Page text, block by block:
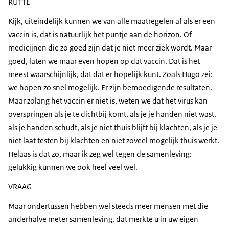
RUTTE
Kijk, uiteindelijk kunnen we van alle maatregelen af als er een
vaccin is, dat is natuurlijk het puntje aan de horizon. Of
medicijnen die zo goed zijn dat je niet meer ziek wordt. Maar
goed, laten we maar even hopen op dat vaccin. Dat is het
meest waarschijnlijk, dat dat er hopelijk kunt. Zoals Hugo zei:
we hopen zo snel mogelijk. Er zijn bemoedigende resultaten.
Maar zolang het vaccin er niet is, weten we dat het virus kan
overspringen als je te dichtbij komt, als je je handen niet wast,
als je handen schudt, als je niet thuis blijft bij klachten, als je je
niet laat testen bij klachten en niet zoveel mogelijk thuis werkt.
Helaas is dat zo, maar ik zeg wel tegen de samenleving:
gelukkig kunnen we ook heel veel wel.
VRAAG
Maar ondertussen hebben wel steeds meer mensen met die
anderhalve meter samenleving, dat merkte u in uw eigen